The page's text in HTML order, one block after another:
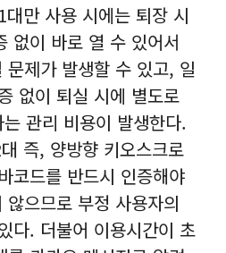
만 사용 시에는 퇴장 시
없이 바로 열 수 있어서
제가 발생할 수 있고, 일
없이 퇴실 시에 별도로
관리 비용이 발생한다.
즉, 양방향 키오스크로
코드를 반드시 인증해야
으므로 부정 사용자의
다. 더불어 이용시간이 초